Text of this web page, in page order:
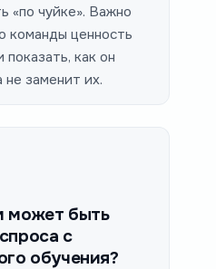
«по чуйке». Важно
команды ценность
как он
не заменит их.
может быть
с
обучения?